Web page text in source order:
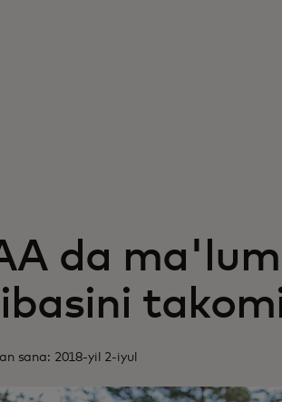
da
sana: 2018-yil 2-iyul